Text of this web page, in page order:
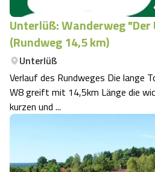
Unterlüß: Wanderweg
(Rundweg 14,5 km)
Unterlüß
Verlauf des Rundweges Die lange Tour des Wanderweges
W8 greift mit 14,5km Länge die
kurzen und ...